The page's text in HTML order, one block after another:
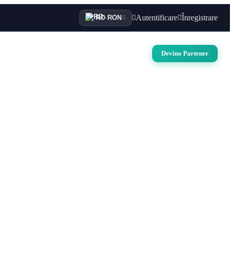
RO· RON Autentificare Înregistrare
Devino Partener